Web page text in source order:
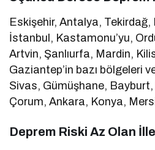
Eskişehir, Antalya, Tekirdağ,
İstanbul, Kastamonu’yu,
Artvin, Şanlıurfa, Mardin,
Gaziantep’in bazı bölgeleri
Sivas, Gümüşhane,
Çorum, Ankara, Konya,
Deprem Riski Az Olan